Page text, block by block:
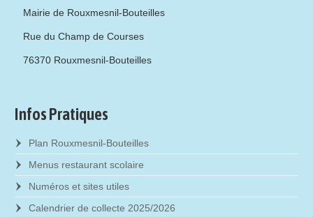
Mairie de Rouxmesnil-Bouteilles
Rue du Champ de Courses
76370 Rouxmesnil-Bouteilles
Infos Pratiques
Plan Rouxmesnil-Bouteilles
Menus restaurant scolaire
Numéros et sites utiles
Calendrier de collecte 2025/2026